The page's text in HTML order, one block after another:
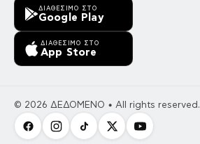
ΔΙΑΘΈΣΙΜΟ ΣΤΟ
Google Play
ΔΙΑΘΈΣΙΜΟ ΣΤΟ
App Store
© 2026 ΔΕΔΟΜΕΝΟ • All rights reserved.